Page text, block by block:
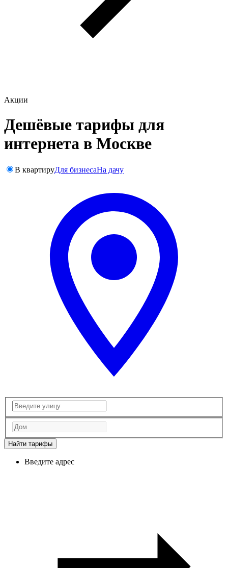
Акции
Дешёвые тарифы для
интернета в Москве
В квартируДля бизнесаНа дачу
Найти тарифы
Введите адрес